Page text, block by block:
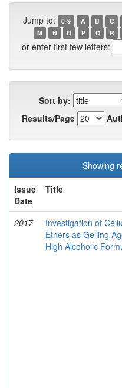
Jump to: 0-9 A B C
M
N O P Q R
or enter first few letters:
Sort by:
Results/Page
Showing
Issue
Date
Title
2017
Investigation of
Ethers as Gelling
High Alcoholic